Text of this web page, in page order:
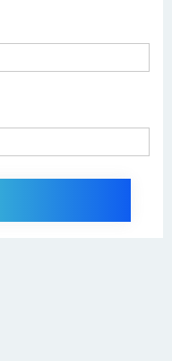
by GPT-4
ブートキャンプ